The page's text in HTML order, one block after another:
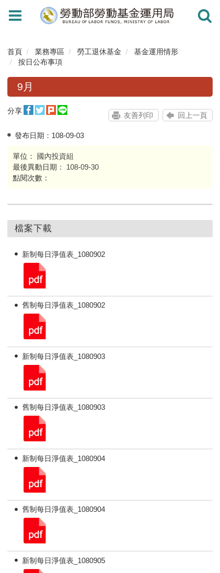
Toggle
navigation
Toggle
首頁 業務專區 勞工退休基金
基金運用情形
按日公布事項
9月
分享
友善列印 回上一頁
發布日期： 108-09-03
單位：
國內投資組
最後異動日期：
108-09-30
點閱次數：
檔案下載
新制每日淨值表_1080902
舊制每日淨值表_1080902
新制每日淨值表_1080903
舊制每日淨值表_1080903
新制每日淨值表_1080904
舊制每日淨值表_1080904
新制每日淨值表_1080905